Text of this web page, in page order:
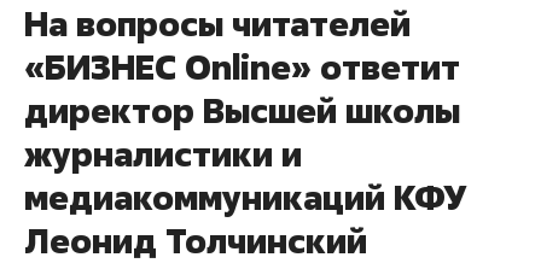
На вопросы читателей
«БИЗНЕС Online» ответит
директор Высшей школы
журналистики и
медиакоммуникаций КФУ
Леонид Толчинский